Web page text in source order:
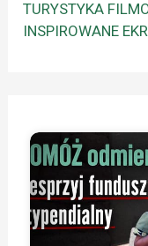
TURYSTYKA
INSPIROWANE